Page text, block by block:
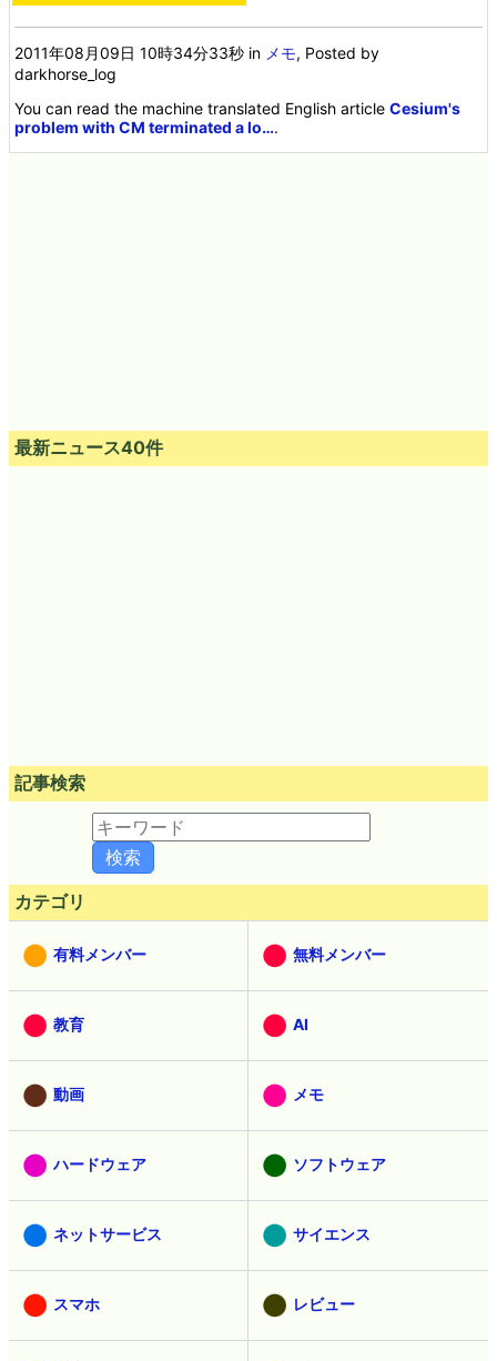
2011年08月09日 10時34分33秒 in メモ, Posted by
darkhorse_log
You can read the machine translated English articleCesium's
problem with CM terminated a lo….
最新ニュース40件
記事検索
カテゴリ
有料メンバー 無料メンバー
教育 AI
動画 メモ
ハードウェア ソフトウェア
ネットサービス サイエンス
スマホ レビュー